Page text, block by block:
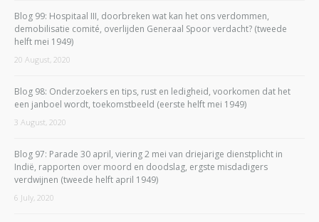
Blog 99: Hospitaal III, doorbreken wat kan het ons verdommen,
demobilisatie comité, overlijden Generaal Spoor verdacht? (tweede
helft mei 1949)
20 August, 2020
Blog 98: Onderzoekers en tips, rust en ledigheid, voorkomen dat het
een janboel wordt, toekomstbeeld (eerste helft mei 1949)
3 August, 2020
Blog 97: Parade 30 april, viering 2 mei van driejarige dienstplicht in
Indië, rapporten over moord en doodslag, ergste misdadigers
verdwijnen (tweede helft april 1949)
6 July, 2020